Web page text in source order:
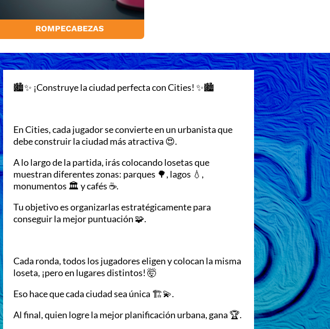
ROMPECABEZAS
🏙✨ ¡Construye la ciudad perfecta con Cities! ✨🏙
En Cities, cada jugador se convierte en un urbanista que
debe construir la ciudad más atractiva 😍.
A lo largo de la partida, irás colocando losetas que
muestran diferentes zonas: parques 🌳, lagos 💧,
monumentos 🏛 y cafés ☕.
Tu objetivo es organizarlas estratégicamente para
conseguir la mejor puntuación 🧩.
Cada ronda, todos los jugadores eligen y colocan la misma
loseta, ¡pero en lugares distintos! 🤯
Eso hace que cada ciudad sea única 🏗💫.
Al final, quien logre la mejor planificación urbana, gana 🏆.